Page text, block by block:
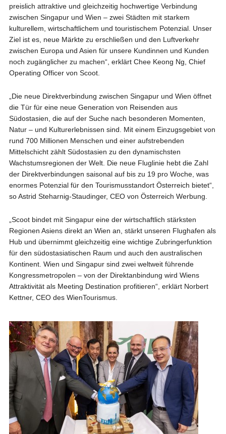
preislich attraktive und gleichzeitig hochwertige Verbindung
zwischen Singapur und Wien – zwei Städten mit starkem
kulturellem, wirtschaftlichem und touristischem Potenzial. Unser
Ziel ist es, neue Märkte zu erschließen und den Luftverkehr
zwischen Europa und Asien für unsere Kundinnen und Kunden
noch zugänglicher zu machen“, erklärt Chee Keong Ng, Chief
Operating Officer von Scoot.
„Die neue Direktverbindung zwischen Singapur und Wien öffnet
die Tür für eine neue Generation von Reisenden aus
Südostasien, die auf der Suche nach besonderen Momenten,
Natur – und Kulturerlebnissen sind. Mit einem Einzugsgebiet von
rund 700 Millionen Menschen und einer aufstrebenden
Mittelschicht zählt Südostasien zu den dynamischsten
Wachstumsregionen der Welt. Die neue Fluglinie hebt die Zahl
der Direktverbindungen saisonal auf bis zu 19 pro Woche, was
enormes Potenzial für den Tourismusstandort Österreich bietet“,
so Astrid Steharnig-Staudinger, CEO von Österreich Werbung.
„Scoot bindet mit Singapur eine der wirtschaftlich stärksten
Regionen Asiens direkt an Wien an, stärkt unseren Flughafen als
Hub und übernimmt gleichzeitig eine wichtige Zubringerfunktion
für den südostasiatischen Raum und auch den australischen
Kontinent. Wien und Singapur sind zwei weltweit führende
Kongressmetropolen – von der Direktanbindung wird Wiens
Attraktivität als Meeting Destination profitieren“, erklärt Norbert
Kettner, CEO des WienTourismus.